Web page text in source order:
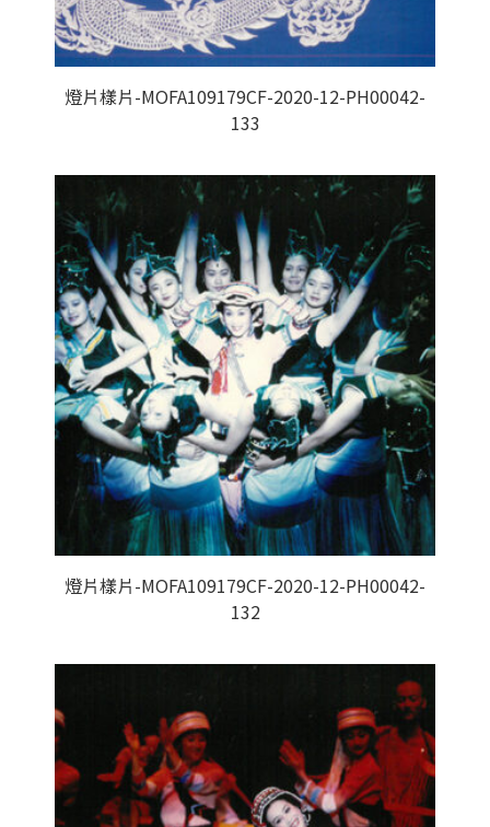
燈片樣片-MOFA109179CF-2020-12-PH00042-
133
燈片樣片-MOFA109179CF-2020-12-PH00042-
132